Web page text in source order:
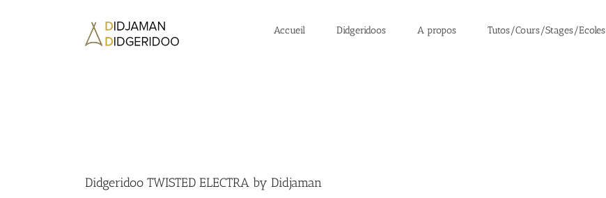
Accueil Didgeridoos A propos Tutos/Cours/Stages/Ecoles
Didgeridoo TWISTED ELECTRA by Didjaman